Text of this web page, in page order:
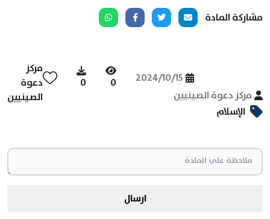
مشاركة المادة
مركز دعوة الصينيين
2024/10/15
0
0
مركز
دعوة
الصينيين
الإسلام
ارسال